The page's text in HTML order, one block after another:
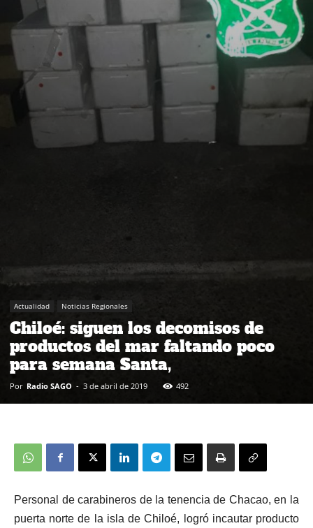
Actualidad Noticias Regionales
Chiloé: siguen los decomisos de
productos del mar faltando poco
para semana Santa,
Por Radio SAGO - 3 de abril de 2019 492
Personal de carabineros de la tenencia de Chacao, en la
puerta norte de la isla de Chiloé, logró incautar producto